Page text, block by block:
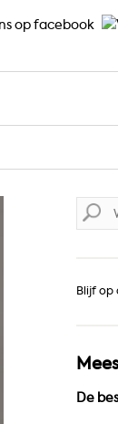
Zoek
naar:
Blijf op
De